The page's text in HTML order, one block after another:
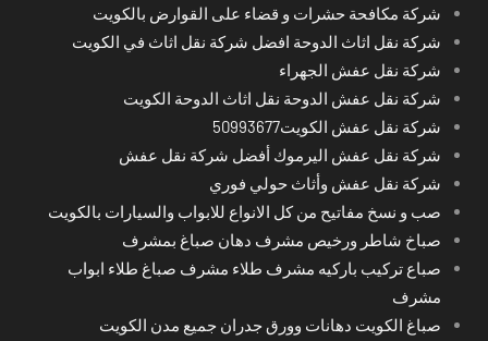
شركة مكافحة حشرات و قضاء على القوارض بالكويت
شركة نقل اثاث الدوحة افضل شركة نقل اثاث في الكويت
شركة نقل عفش الجهراء
شركة نقل عفش الدوحة نقل اثاث الدوحة الكويت
شركة نقل عفش الكويت50993677
شركة نقل عفش اليرموك أفضل شركة نقل عفش
شركة نقل عفش وأثاث حولي فوري
صب و نسخ مفاتيح من كل الانواع للابواب والسيارات بالكويت
صباخ شاطر ورخيص مشرف دهان صباغ بمشرف
صباع تركيب باركيه مشرف طلاء مشرف صباغ طلاء ابواب
مشرف
صباغ الكويت دهانات وورق جدران جميع مدن الكويت